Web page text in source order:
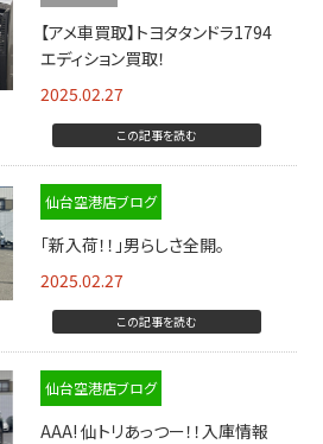
【アメ車買取】トヨタタンドラ1794
エディション買取！
2025.02.27
この記事を読む
仙台空港店ブログ
「新入荷！！」男らしさ全開。
2025.02.27
この記事を読む
仙台空港店ブログ
AAA! 仙トリあっつー！！入庫情報